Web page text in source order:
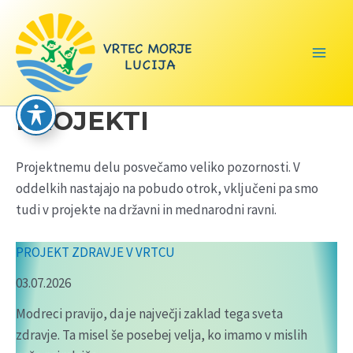
content
PROJEKTI
Projektnemu delu posvečamo veliko pozornosti. V
oddelkih nastajajo na pobudo otrok, vključeni pa smo
tudi v projekte na državni in mednarodni ravni.
PROJEKT ZDRAVJE V VRTCU
03.07.2026
Modreci pravijo, da je največji zaklad tega sveta
zdravje. Ta misel še posebej velja, ko imamo v mislih